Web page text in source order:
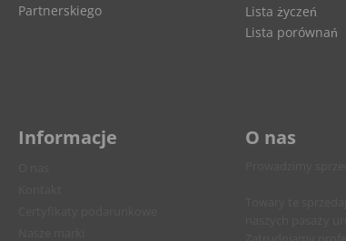
Partnerskiego
Lista życzeń
Lista porównań
Informacje O nas
Towary te